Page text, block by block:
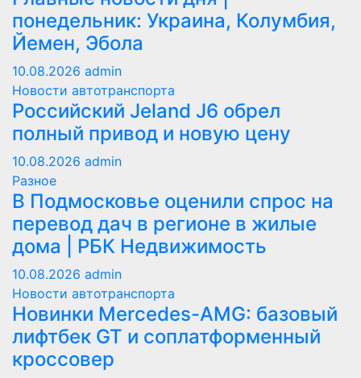
понедельник: Украина, Колумбия,
Йемен, Эбола
10.08.2026 admin
Новости автотранспорта
Российский Jeland J6 обрел
полный привод и новую цену
10.08.2026 admin
Разное
В Подмосковье оценили спрос на
перевод дач в регионе в жилые
дома | РБК Недвижимость
10.08.2026 admin
Новости автотранспорта
Новинки Mercedes-AMG: базовый
лифтбек GT и соплатформенный
кроссовер